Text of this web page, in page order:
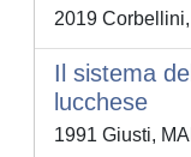
2019 Corbellini,
Il sistema
lucchese
1991 Giusti,